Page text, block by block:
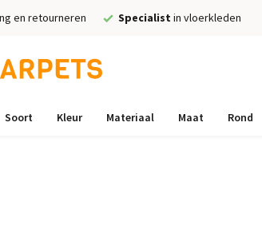
en retourneren Specialist in vloerkleden
Soort Kleur Materiaal Maat Rond